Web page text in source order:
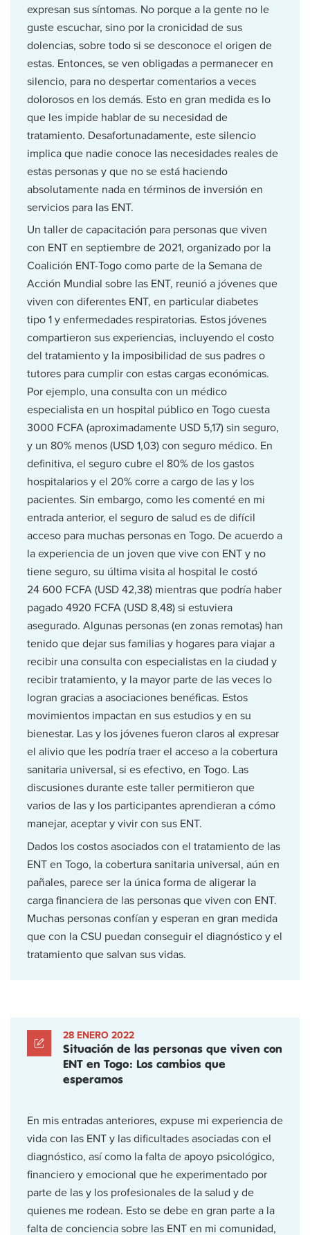
expresan sus síntomas. No porque a la gente no le
guste escuchar, sino por la cronicidad de sus
dolencias, sobre todo si se desconoce el origen de
estas. Entonces, se ven obligadas a permanecer en
silencio, para no despertar comentarios a veces
dolorosos en los demás. Esto en gran medida es lo
que les impide hablar de su necesidad de
tratamiento. Desafortunadamente, este silencio
implica que nadie conoce las necesidades reales de
estas personas y que no se está haciendo
absolutamente nada en términos de inversión en
servicios para las ENT.
Un taller de capacitación para personas que viven
con ENT en septiembre de 2021, organizado por la
Coalición ENT-Togo como parte de la Semana de
Acción Mundial sobre las ENT, reunió a jóvenes que
viven con diferentes ENT, en particular diabetes
tipo 1 y enfermedades respiratorias. Estos jóvenes
compartieron sus experiencias, incluyendo el costo
del tratamiento y la imposibilidad de sus padres o
tutores para cumplir con estas cargas económicas.
Por ejemplo, una consulta con un médico
especialista en un hospital público en Togo cuesta
3000 FCFA (aproximadamente USD 5,17) sin seguro,
y un 80% menos (USD 1,03) con seguro médico. En
definitiva, el seguro cubre el 80% de los gastos
hospitalarios y el 20% corre a cargo de las y los
pacientes. Sin embargo, como les comenté en mi
entrada anterior, el seguro de salud es de difícil
acceso para muchas personas en Togo. De acuerdo a
la experiencia de un joven que vive con ENT y no
tiene seguro, su última visita al hospital le costó
24 600 FCFA (USD 42,38) mientras que podría haber
pagado 4920 FCFA (USD 8,48) si estuviera
asegurado. Algunas personas (en zonas remotas) han
tenido que dejar sus familias y hogares para viajar a
recibir una consulta con especialistas en la ciudad y
recibir tratamiento, y la mayor parte de las veces lo
logran gracias a asociaciones benéficas. Estos
movimientos impactan en sus estudios y en su
bienestar. Las y los jóvenes fueron claros al expresar
el alivio que les podría traer el acceso a la cobertura
sanitaria universal, si es efectivo, en Togo. Las
discusiones durante este taller permitieron que
varios de las y los participantes aprendieran a cómo
manejar, aceptar y vivir con sus ENT.
Dados los costos asociados con el tratamiento de las
ENT en Togo, la cobertura sanitaria universal, aún en
pañales, parece ser la única forma de aligerar la
carga financiera de las personas que viven con ENT.
Muchas personas confían y esperan en gran medida
que con la CSU puedan conseguir el diagnóstico y el
tratamiento que salvan sus vidas.
28 ENERO 2022
Situación de las personas que viven con
ENT en Togo: Los cambios que
esperamos
En mis entradas anteriores, expuse mi experiencia de
vida con las ENT y las dificultades asociadas con el
diagnóstico, así como la falta de apoyo psicológico,
financiero y emocional que he experimentado por
parte de las y los profesionales de la salud y de
quienes me rodean. Esto se debe en gran parte a la
falta de conciencia sobre las ENT en mi comunidad,